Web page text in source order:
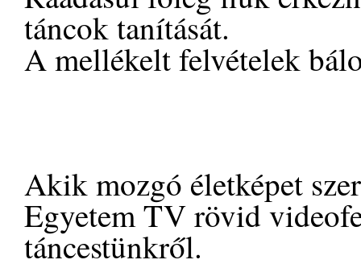
táncok tanítását.
A mellékelt felvételek
Akik mozgó életképet
Egyetem TV rövid
táncestünkről.